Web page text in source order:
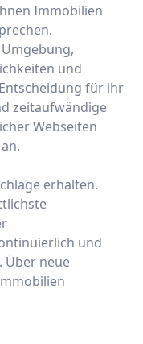
Immobilien
und
für ihr
zeitaufwändige
Webseiten
erhalten.
und
Über neue